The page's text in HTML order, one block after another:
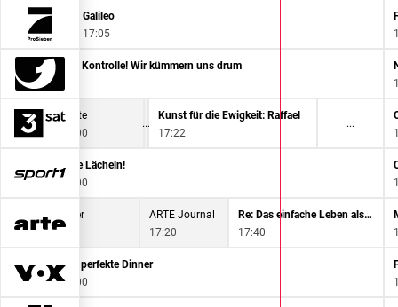
Galileo
17:05
Achtung Kontrolle! Wir kümmern uns drum
16:55
heute
17:00
Kunst für die Ewigkeit: Raffael
17:22
Bitte Lächeln!
17:00
Regen hinterher
ARTE Journal
17:20
Re: Das einfache Leben als wahrer Luxus
17:40
Das perfekte Dinner
17:00